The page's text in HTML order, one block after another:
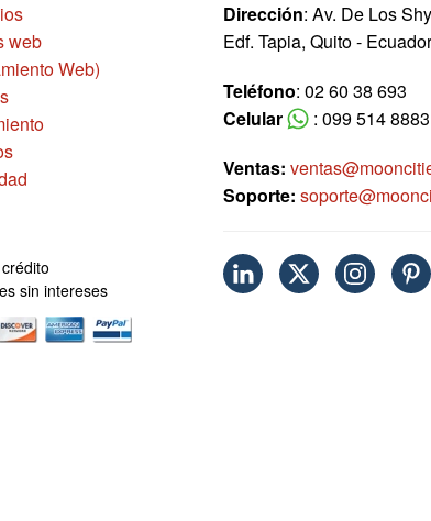
web
Web)
sin intereses
Dirección: Av. De Los
Edf. Tapia, Quito - Ecuador
Teléfono: 02 60 38 693
Celular
: 099 514 8883
Ventas:
Soporte: